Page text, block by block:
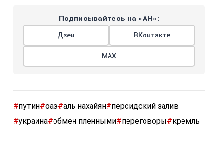
Подписывайтесь на «АН»:
Дзен ВКонтакте
МАХ
#путин#оаэ#аль нахайян#персидский залив
#украина#обмен пленными#переговоры#кремль